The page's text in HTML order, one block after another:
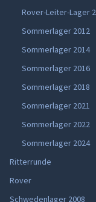
Rover-Leiter-Lager
Sommerlager 2012
Sommerlager 2014
Sommerlager 2016
Sommerlager 2018
Sommerlager 2021
Sommerlager 2022
Sommerlager 2024
Ritterrunde
Rover
Schwedenlager 2008